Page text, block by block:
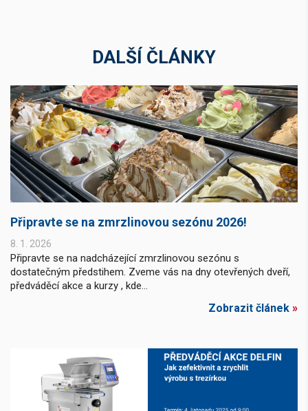
DALŠÍ ČLÁNKY
Připravte se na zmrzlinovou sezónu 2026!
8. 1. 2026
Připravte se na nadcházející zmrzlinovou sezónu s
dostatečným předstihem. Zveme vás na dny otevřených dveří,
předváděcí akce a kurzy , kde...
Zobrazit článek »